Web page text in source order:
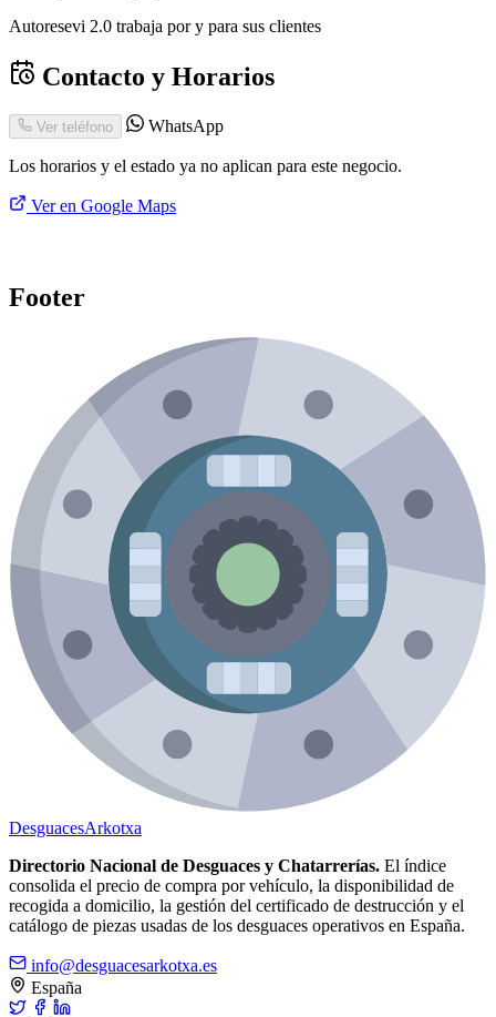
Autoresevi 2.0 trabaja por y para sus clientes
Contacto y Horarios
Ver teléfono WhatsApp
Los horarios y el estado ya no aplican para este negocio.
Ver en Google Maps
Footer
DesguacesArkotxa
Directorio Nacional de Desguaces y Chatarrerías. El índice
consolida el precio de compra por vehículo, la disponibilidad de
recogida a domicilio, la gestión del certificado de destrucción y el
catálogo de piezas usadas de los desguaces operativos en España.
info@desguacesarkotxa.es
España